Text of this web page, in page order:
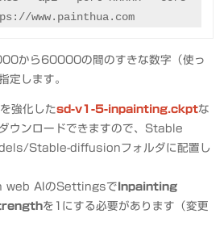
www.painthua.com
から60000の間のすきな数字（使っ
定します。
強化したsd-v1-5-inpainting.ckptな
ウンロードできますので、Stable
Stable-diffusionフォルダに配置し
web AIのSettingsで Inpainting
を1にする必要があります（変更